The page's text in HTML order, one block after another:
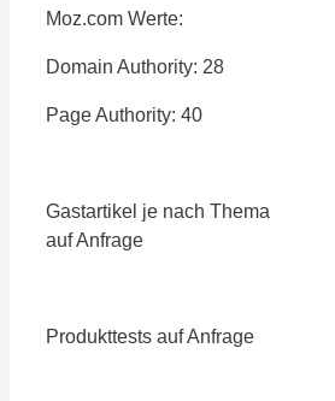
Moz.com Werte:
Domain Authority: 28
Page Authority: 40
Gastartikel je nach Thema
auf Anfrage
Produkttests auf Anfrage